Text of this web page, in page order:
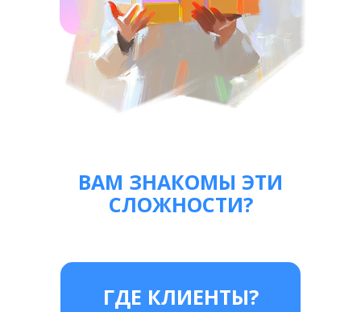
ГДЕ КЛИЕНТЫ?
ВАМ ЗНАКОМЫ ЭТИ
СЛОЖНОСТИ?